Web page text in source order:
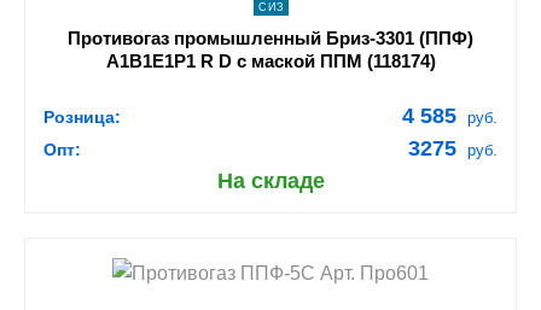
СИЗ
Противогаз промышленный Бриз-3301 (ППФ)
А1В1Е1Р1 R D с маской ППМ (118174)
Розница: 4 585 руб.
Опт: 3275 руб.
На складе
shopping_cart В КОРЗИНУ